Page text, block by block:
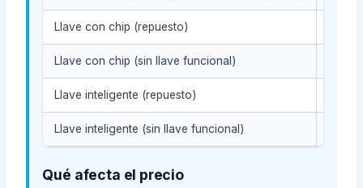
Llave con chip (repuesto)
Llave con chip (sin llave funcional)
Llave inteligente (repuesto)
Llave inteligente (sin llave funcional)
Qué afecta el precio